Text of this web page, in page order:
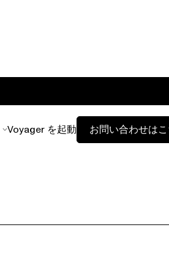
Voyager を起動 お問い合わせは